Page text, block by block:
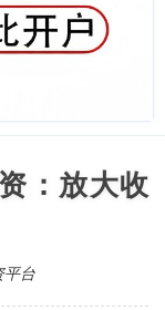
：放大收
平台